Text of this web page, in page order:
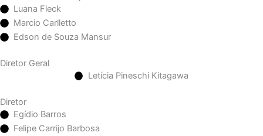
Luana Fleck
Marcio Carlletto
Edson de Souza Mansur
Diretor Geral
Letícia Pineschi Kitagawa
Diretor
Egídio Barros
Felipe Carrijo Barbosa